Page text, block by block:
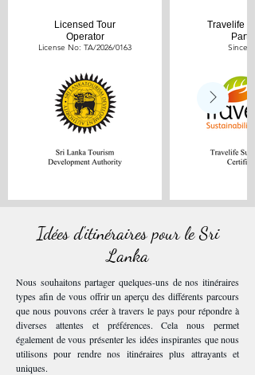
Licensed Tour
Operator
License No: TA/2026/0163
Travelife
Since
Idées d'itinéraires pour le Sri
Lanka
Nous souhaitons partager quelques-uns de nos itinéraires
types afin de vous offrir un aperçu des différents parcours
que nous pouvons créer à travers le pays pour répondre à
diverses attentes et préférences. Cela nous permet
également de vous présenter les idées inspirantes que nous
utilisons pour rendre nos itinéraires plus attrayants et
uniques.